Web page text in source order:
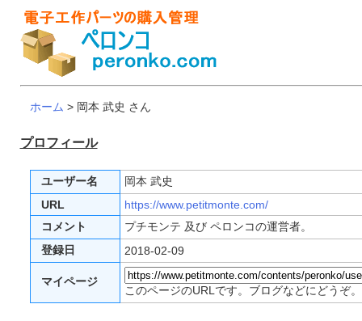
ホーム > 岡本 武史 さん
プロフィール
ユーザー名
岡本 武史
URL
https://www.petitmonte.com/
コメント
プチモンテ 及び ペロンコの運営者。
登録日
2018-02-09
マイページ
このページのURLです。ブログなどにどうぞ。